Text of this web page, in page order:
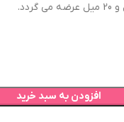
افزودن به سبد خرید